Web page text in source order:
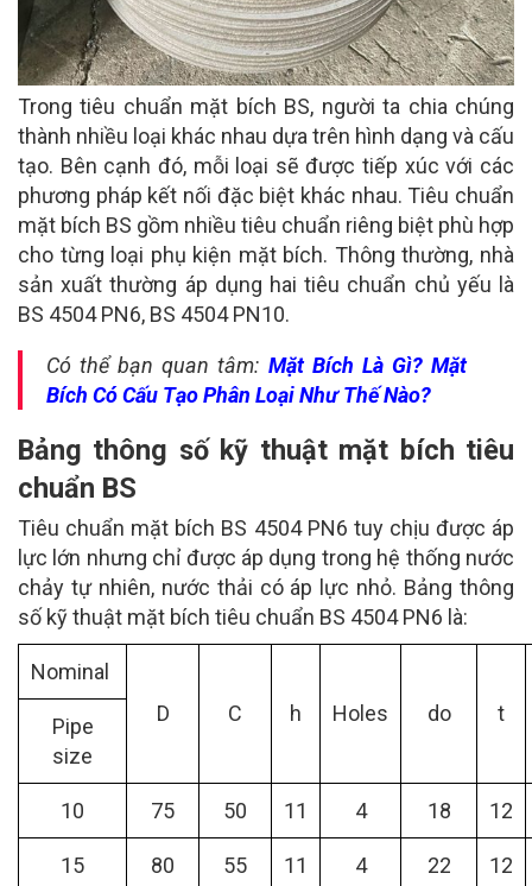
Trong tiêu chuẩn mặt bích BS, người ta chia chúng
thành nhiều loại khác nhau dựa trên hình dạng và cấu
tạo. Bên cạnh đó, mỗi loại sẽ được tiếp xúc với các
phương pháp kết nối đặc biệt khác nhau. Tiêu chuẩn
mặt bích BS gồm nhiều tiêu chuẩn riêng biệt phù hợp
cho từng loại phụ kiện mặt bích. Thông thường, nhà
sản xuất thường áp dụng hai tiêu chuẩn chủ yếu là
BS 4504 PN6, BS 4504 PN10.
Có thể bạn quan tâm: Mặt Bích Là Gì? Mặt
Bích Có Cấu Tạo Phân Loại Như Thế Nào?
Bảng thông số kỹ thuật mặt bích tiêu
chuẩn BS
Tiêu chuẩn mặt bích BS 4504 PN6 tuy chịu được áp
lực lớn nhưng chỉ được áp dụng trong hệ thống nước
chảy tự nhiên, nước thải có áp lực nhỏ. Bảng thông
số kỹ thuật mặt bích tiêu chuẩn BS 4504 PN6 là:
Nominal
D
C h Holes do t
Pipe
size
10 75 50 11 4 18 12
15 80 55 11 4 22 12